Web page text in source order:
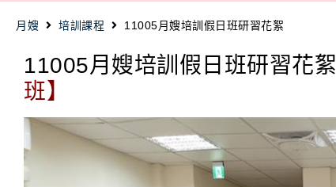
月嫂 培訓課程 11005月嫂培訓假日班研習花絮
11005月嫂培訓假日班研習花絮
班】